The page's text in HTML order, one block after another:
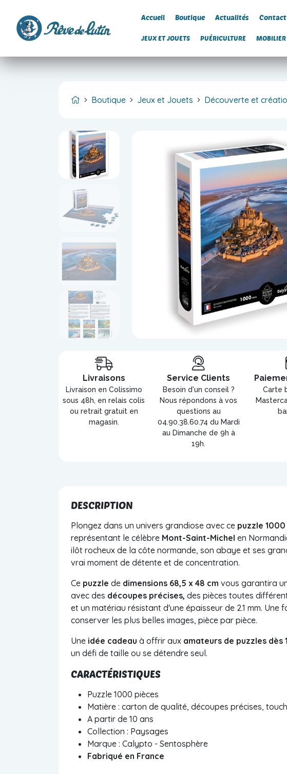
Accueil Boutique Actualités Contact
JEUX ET JOUETS PUÉRICULTURE MOBILIER
Boutique Jeux et Jouets Découverte et
Livraisons
Livraison en Colissimo
sous 48h, en relais colis
ou retrait gratuit en
magasin.
Service Clients
Besoin d'un conseil ?
Nous répondons à vos
questions au
04.90.38.60.74 du Mardi
au Dimanche de 9h à
19h.
Carte
DESCRIPTION
Plongez dans un univers grandiose avec ce puzzle
représentant le célèbre Mont-Saint-Michel en
ilôt rocheux de la côte normande, son abaye et ses
vrai moment de détente et de concentration.
Ce puzzle de dimensions 68,5 x 48 cm vous garantira
avec des découpes précises, des pièces toutes
et un matériau résistant d'une épaisseur de 2.1 mm. Une
conserver les plus belles images, pièce par pièce.
Une idée cadeau à offrir aux amateurs de puzzles dès
un défi de taille ou se détendre seul.
CARACTÉRISTIQUES
Puzzle 1000 pièces
Matière : carton de qualité, découpes précises,
A partir de 10 ans
Collection : Paysages
Marque : Calypto - Sentosphère
Fabriqué en France